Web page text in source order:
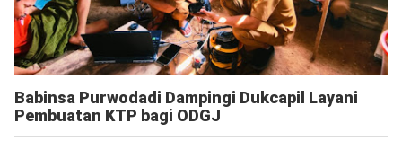
Babinsa Purwodadi Dampingi Dukcapil Layani
Pembuatan KTP bagi ODGJ